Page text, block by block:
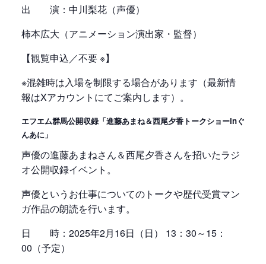
出 演：中川梨花（声優）
柿本広大（アニメーション演出家・監督）
【観覧申込／不要 ※】
※混雑時は入場を制限する場合があります（最新情
報はXアカウントにてご案内します）。
エフエム群馬公開収録「進藤あまね＆西尾夕香トークショーinぐ
んあに」
声優の進藤あまねさん＆西尾夕香さんを招いたラジ
オ公開収録イベント。
声優というお仕事についてのトークや歴代受賞マン
ガ作品の朗読を行います。
日 時：2025年2月16日（日） 13：30～15：
00（予定）